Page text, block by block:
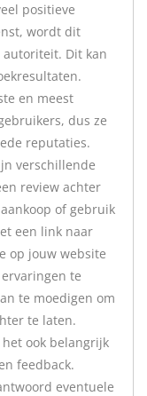
positieve
wordt dit
autoriteit. Dit kan
en meest
dus ze
reputaties.
verschillende
review achter
of gebruik
een link naar
op jouw website
te
te moedigen om
te laten.
ook belangrijk
feedback.
eventuele